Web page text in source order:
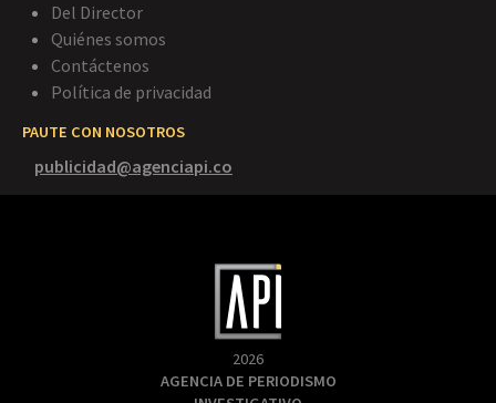
Del Director
Quiénes somos
Contáctenos
Política de privacidad
PAUTE CON NOSOTROS
publicidad@agenciapi.co
2026
AGENCIA DE PERIODISMO